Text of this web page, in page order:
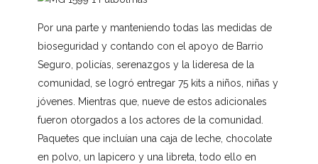
Por una parte y manteniendo todas las medidas de
bioseguridad y contando con el apoyo de Barrio
Seguro, policías, serenazgos y la lideresa de la
comunidad, se logró entregar 75 kits a niños, niñas y
jóvenes. Mientras que, nueve de estos adicionales
fueron otorgados a los actores de la comunidad.
Paquetes que incluían una caja de leche, chocolate
en polvo, un lapicero y una libreta, todo ello en